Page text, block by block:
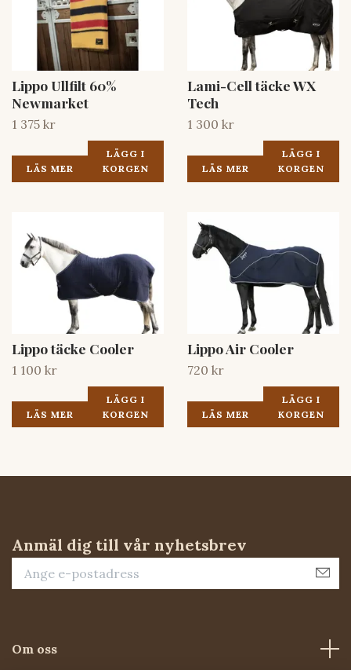
Lippo Ullfilt 60%
Newmarket
1 375 kr
LÄS MER
LÄGG I
KORGEN
Lami-Cell täcke WX
Tech
1 300 kr
LÄS MER
LÄGG I
KORGEN
Lippo täcke Cooler
1 100 kr
LÄS MER
LÄGG I
KORGEN
Lippo Air Cooler
720 kr
LÄS MER
LÄGG I
KORGEN
Anmäl dig till vår nyhetsbrev
Om oss